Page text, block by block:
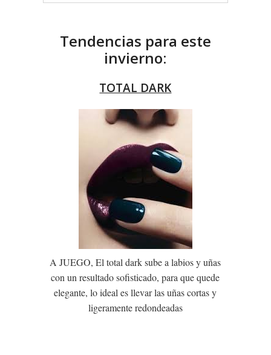
Tendencias para este
invierno:
TOTAL DARK
A JUEGO, El total dark sube a labios y uñas
con un resultado sofisticado, para que quede
elegante, lo ideal es llevar las uñas cortas y
ligeramente redondeadas